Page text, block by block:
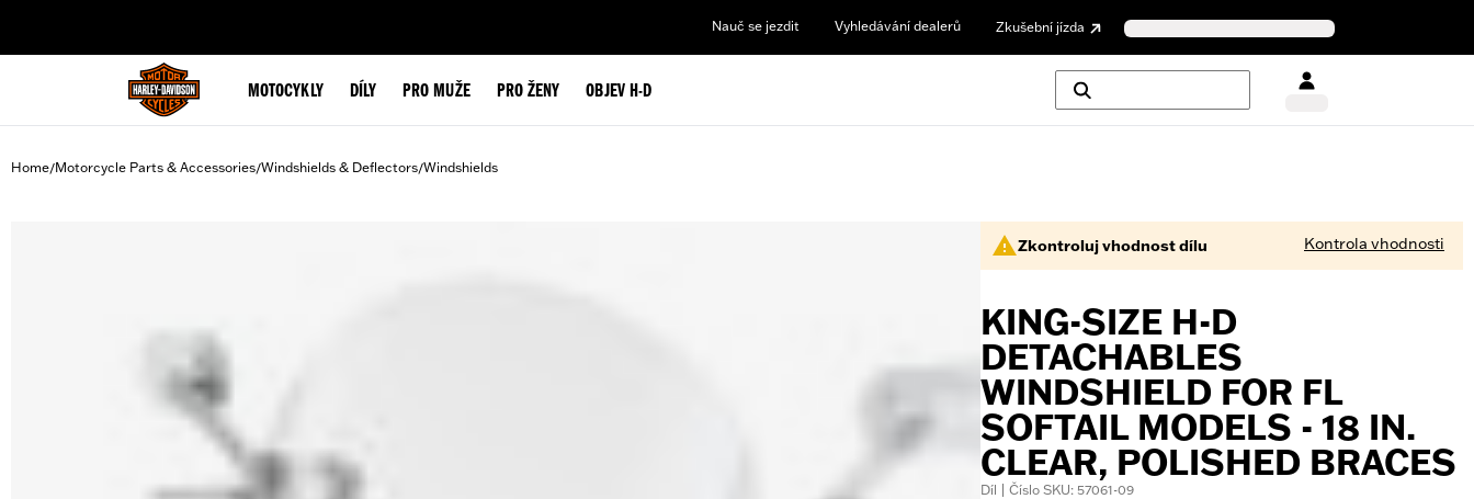
Nauč se jezdit Vyhledávání dealerů Zkušební jízda
MOTOCYKLY DÍLY PRO MUŽE PRO ŽENY OBJEV H-D
Home/Motorcycle Parts & Accessories/Windshields & Deflectors/Windshields
Zkontroluj vhodnost dílu Kontrola vhodnosti
KING-SIZE H-D
DETACHABLES
WINDSHIELD FOR FL
SOFTAIL MODELS - 18 IN.
CLEAR, POLISHED BRACES
Díl | Číslo SKU: 57061-09